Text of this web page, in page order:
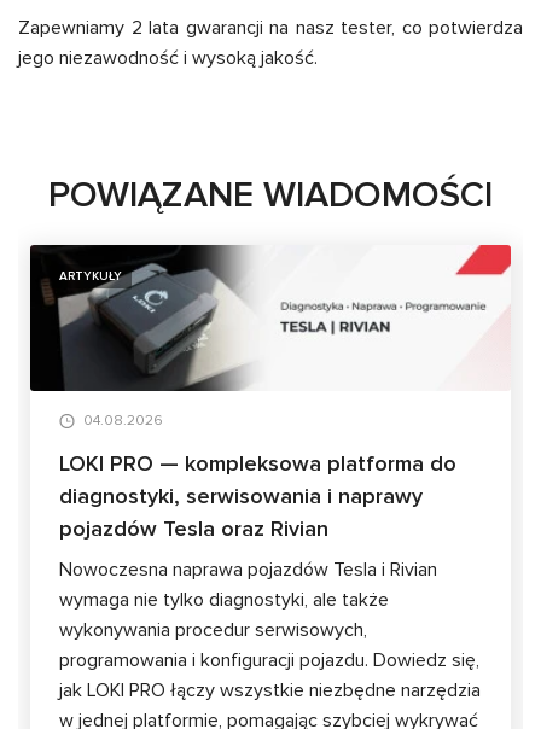
Zapewniamy 2 lata gwarancji na nasz tester, co potwierdza
jego niezawodność i wysoką jakość.
POWIĄZANE WIADOMOŚCI
ARTYKUŁY
04.08.2026
LOKI PRO — kompleksowa platforma do
diagnostyki, serwisowania i naprawy
pojazdów Tesla oraz Rivian
Nowoczesna naprawa pojazdów Tesla i Rivian
wymaga nie tylko diagnostyki, ale także
wykonywania procedur serwisowych,
programowania i konfiguracji pojazdu. Dowiedz się,
jak LOKI PRO łączy wszystkie niezbędne narzędzia
w jednej platformie, pomagając szybciej wykrywać